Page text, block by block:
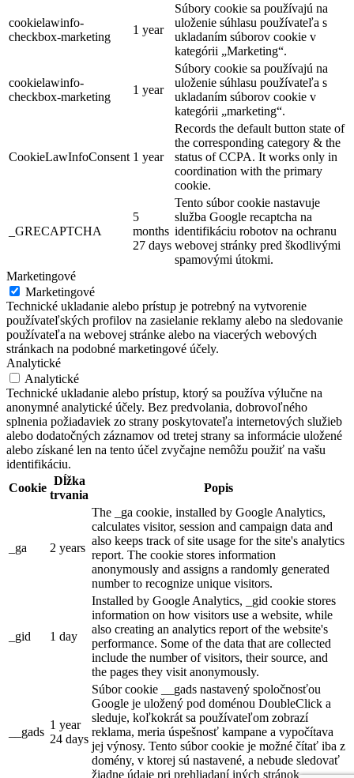
cookielawinfo-
checkbox-marketing
1 year
Súbory cookie sa používajú na
uloženie súhlasu používateľa s
ukladaním súborov cookie v
kategórii „Marketing“.
cookielawinfo-
checkbox-marketing
1 year
Súbory cookie sa používajú na
uloženie súhlasu používateľa s
ukladaním súborov cookie v
kategórii „marketing“.
CookieLawInfoConsent 1 year
Records the default button state of
the corresponding category & the
status of CCPA. It works only in
coordination with the primary
cookie.
_GRECAPTCHA
5
months
27 days
Tento súbor cookie nastavuje
služba Google recaptcha na
identifikáciu robotov na ochranu
webovej stránky pred škodlivými
spamovými útokmi.
Marketingové
Marketingové
Technické ukladanie alebo prístup je potrebný na vytvorenie
používateľských profilov na zasielanie reklamy alebo na sledovanie
používateľa na webovej stránke alebo na viacerých webových
stránkach na podobné marketingové účely.
Analytické
Analytické
Technické ukladanie alebo prístup, ktorý sa používa výlučne na
anonymné analytické účely. Bez predvolania, dobrovoľného
splnenia požiadaviek zo strany poskytovateľa internetových služieb
alebo dodatočných záznamov od tretej strany sa informácie uložené
alebo získané len na tento účel zvyčajne nemôžu použiť na vašu
identifikáciu.
Cookie
Dĺžka
trvania
Popis
_ga 2 years
The _ga cookie, installed by Google Analytics,
calculates visitor, session and campaign data and
also keeps track of site usage for the site's analytics
report. The cookie stores information
anonymously and assigns a randomly generated
number to recognize unique visitors.
_gid 1 day
Installed by Google Analytics, _gid cookie stores
information on how visitors use a website, while
also creating an analytics report of the website's
performance. Some of the data that are collected
include the number of visitors, their source, and
the pages they visit anonymously.
__gads
1 year
24 days
Súbor cookie __gads nastavený spoločnosťou
Google je uložený pod doménou DoubleClick a
sleduje, koľkokrát sa používateľom zobrazí
reklama, meria úspešnosť kampane a vypočítava
jej výnosy. Tento súbor cookie je možné čítať iba z
domény, v ktorej sú nastavené, a nebude sledovať
žiadne údaje pri prehliadaní iných stránok.